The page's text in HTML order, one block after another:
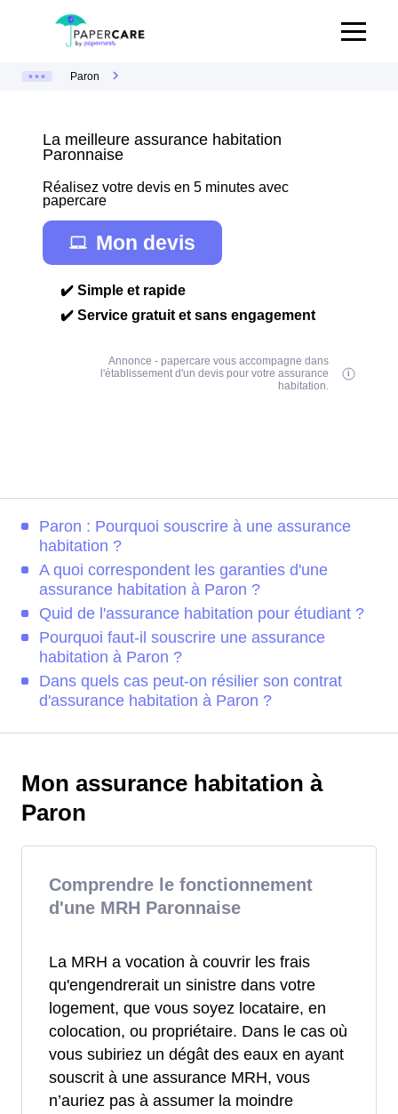
Paron
La meilleure assurance habitation
Paronnaise
Réalisez votre devis en 5 minutes avec
papercare
Mon devis
✔️ Simple et rapide
✔️ Service gratuit et sans engagement
Annonce - papercare vous accompagne dans
l'établissement d'un devis pour votre assurance
habitation.
Paron : Pourquoi souscrire à une assurance
habitation ?
A quoi correspondent les garanties d'une
assurance habitation à Paron ?
Quid de l'assurance habitation pour étudiant ?
Pourquoi faut-il souscrire une assurance
habitation à Paron ?
Dans quels cas peut-on résilier son contrat
d'assurance habitation à Paron ?
Mon assurance habitation à
Paron
Comprendre le fonctionnement
d'une MRH Paronnaise
La MRH a vocation à couvrir les frais
qu'engendrerait un sinistre dans votre
logement, que vous soyez locataire, en
colocation, ou propriétaire. Dans le cas où
vous subiriez un dégât des eaux en ayant
souscrit à une assurance MRH, vous
n’auriez pas à assumer la moindre